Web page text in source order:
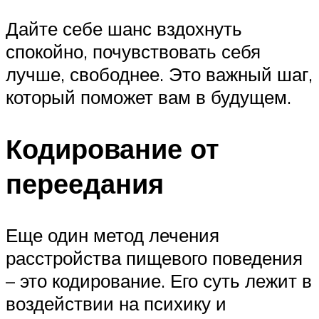
Дайте себе шанс вздохнуть
спокойно, почувствовать себя
лучше, свободнее. Это важный шаг,
который поможет вам в будущем.
Кодирование от
переедания
Еще один метод лечения
расстройства пищевого поведения
– это кодирование. Его суть лежит в
воздействии на психику и